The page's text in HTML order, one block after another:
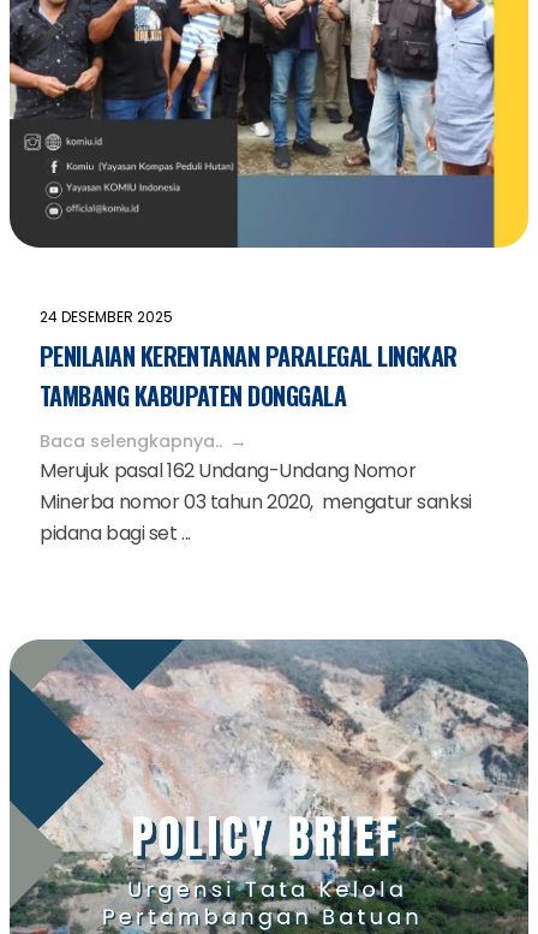
24 DESEMBER 2025
PENILAIAN KERENTANAN PARALEGAL LINGKAR
TAMBANG KABUPATEN DONGGALA
Baca selengkapnya..
Merujuk pasal 162 Undang-Undang Nomor
Minerba nomor 03 tahun 2020, mengatur sanksi
pidana bagi set ...